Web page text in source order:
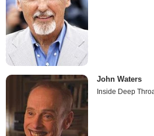
John Waters
Inside Deep